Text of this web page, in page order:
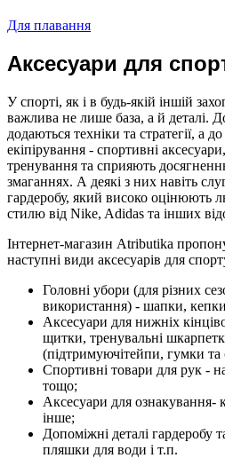
Для плавання
Аксесуари для
У спорті, як і в будь-якій іншій
важлива не лише база, а й деталі.
додаються техніки та стратегії, а
екіпірування - спортивні
тренування та сприяють
змаганнях. А деякі з них навіть
гардеробу, який високо оцінюють
стилю від Nike, Adidas та інших
Інтернет-магазин Atributika
наступні види аксесуарів для
Головні убори (для різних
використання) - шапки,
Аксесуари для нижніх
щитки, тренувальні
(підтримуючітейпи, гумки та
Спортивні товари для рук -
тощо;
Аксесуари для ознакування-
інше;
Допоміжні деталі гардеробу
пляшки для води і т.п.